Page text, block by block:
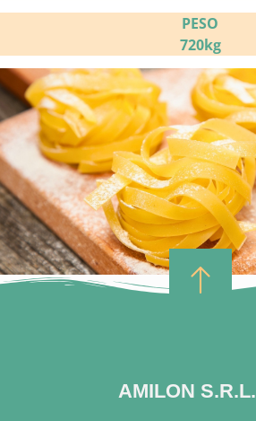
PESO
720kg
AMILON S.R.L.